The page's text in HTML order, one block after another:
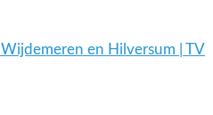
en Hilversum | TV